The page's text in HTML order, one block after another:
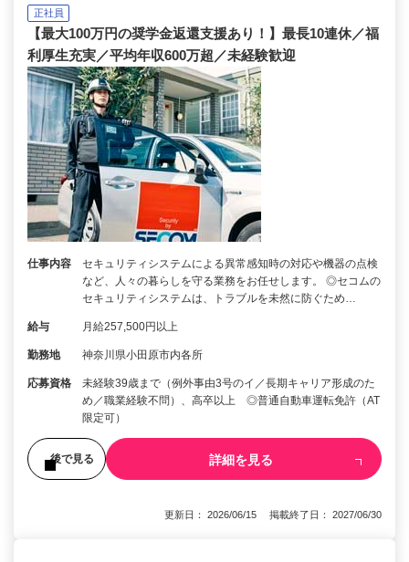
正社員
【最大100万円の奨学金返還支援あり！】最長10連休／福
利厚生充実／平均年収600万超／未経験歓迎
仕事内容
セキュリティシステムによる異常感知時の対応や機器の点検
など、人々の暮らしを守る業務をお任せします。 ◎セコムの
セキュリティシステムは、トラブルを未然に防ぐため…
給与 月給257,500円以上
勤務地 神奈川県小田原市内各所
応募資格
未経験39歳まで（例外事由3号のイ／長期キャリア形成のた
め／職業経験不問）、高卒以上 ◎普通自動車運転免許（AT
限定可）
後で見る 詳細を見る
更新日： 2026/06/15 掲載終了日： 2027/06/30